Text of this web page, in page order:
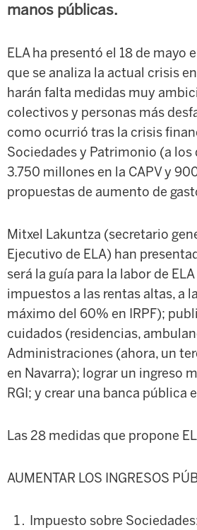
manos públicas.
ELA ha presentó el 18 de mayo
que se analiza la actual crisis
harán falta medidas muy
colectivos y personas más
como ocurrió tras la crisis
Sociedades y Patrimonio (a los
3.750 millones en la CAPV y
propuestas de aumento de
Mitxel Lakuntza (secretario
Ejecutivo de ELA) han
será la guía para la labor de
impuestos a las rentas altas, a
máximo del 60% en IRPF);
cuidados (residencias,
Administraciones (ahora, un
en Navarra); lograr un ingreso
RGI; y crear una banca pública
Las 28 medidas que propone
AUMENTAR LOS INGRESOS
Impuesto sobre